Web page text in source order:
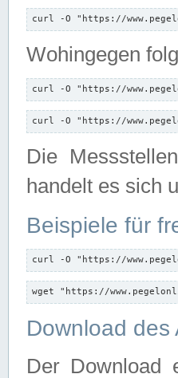
curl -O "https://
Wohingegen
curl -O "https://
curl -O "https://
Die
handelt es sich
Beispiele für
curl -O "https://
wget "https://
Download
Der Download